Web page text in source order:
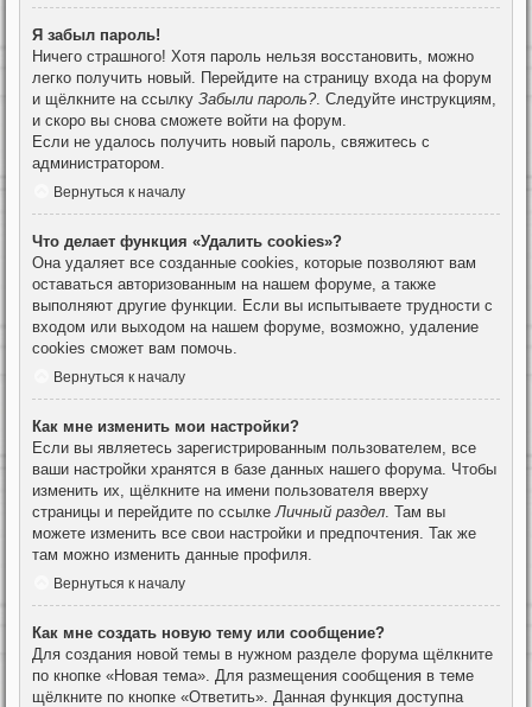
Я забыл пароль!
Ничего страшного! Хотя пароль нельзя восстановить, можно
легко получить новый. Перейдите на страницу входа на форум
и щёлкните на ссылку Забыли пароль?. Следуйте инструкциям,
и скоро вы снова сможете войти на форум.
Если не удалось получить новый пароль, свяжитесь с
администратором.
Вернуться к началу
Что делает функция «Удалить cookies»?
Она удаляет все созданные cookies, которые позволяют вам
оставаться авторизованным на нашем форуме, а также
выполняют другие функции. Если вы испытываете трудности с
входом или выходом на нашем форуме, возможно, удаление
cookies сможет вам помочь.
Вернуться к началу
Как мне изменить мои настройки?
Если вы являетесь зарегистрированным пользователем, все
ваши настройки хранятся в базе данных нашего форума. Чтобы
изменить их, щёлкните на имени пользователя вверху
страницы и перейдите по ссылке Личный раздел . Там вы
можете изменить все свои настройки и предпочтения. Так же
там можно изменить данные профиля.
Вернуться к началу
Как мне создать новую тему или сообщение?
Для создания новой темы в нужном разделе форума щёлкните
по кнопке «Новая тема». Для размещения сообщения в теме
щёлкните по кнопке «Ответить». Данная функция доступна